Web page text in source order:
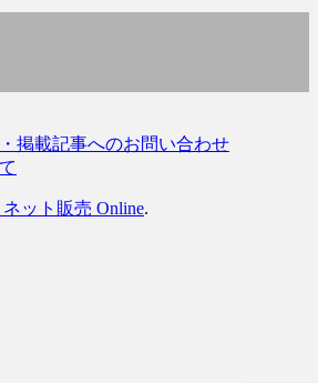
掲載記事へのお問い合わせ
ネット販売 Online.